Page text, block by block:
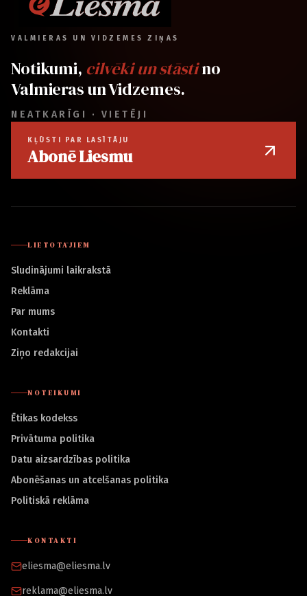
VALMIERAS UN VIDZEMES ZIŅAS
Notikumi, cilvēki un stāstino
Valmieras un Vidzemes.
NEATKARĪGI · VIETĒJI
KĻŪSTI PAR LASĪTĀJU
Abonē Liesmu
LIETOTĀJIEM
Sludinājumi laikrakstā
Reklāma
Par mums
Kontakti
Ziņo redakcijai
NOTEIKUMI
Ētikas kodekss
Privātuma politika
Datu aizsardzības politika
Abonēšanas un atcelšanas politika
Politiskā reklāma
KONTAKTI
eliesma@eliesma.lv
reklama@eliesma.lv